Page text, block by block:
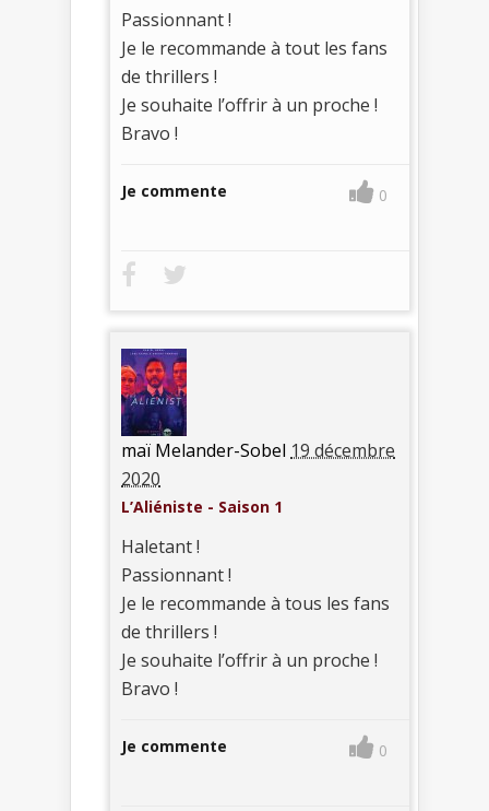
Passionnant !
Je le recommande à tout les fans
de thrillers !
Je souhaite l’offrir à un proche !
Bravo !
Je commente 0
maï Melander-Sobel 19 décembre
2020
L’Aliéniste - Saison 1
Haletant !
Passionnant !
Je le recommande à tous les fans
de thrillers !
Je souhaite l’offrir à un proche !
Bravo !
Je commente 0